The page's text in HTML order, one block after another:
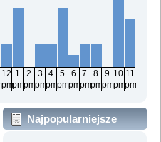
12
pm
1
pm
2
pm
3
pm
4
pm
5
pm
6
pm
7
pm
8
pm
9
pm
10
pm
11
pm
Najpopularniejsze